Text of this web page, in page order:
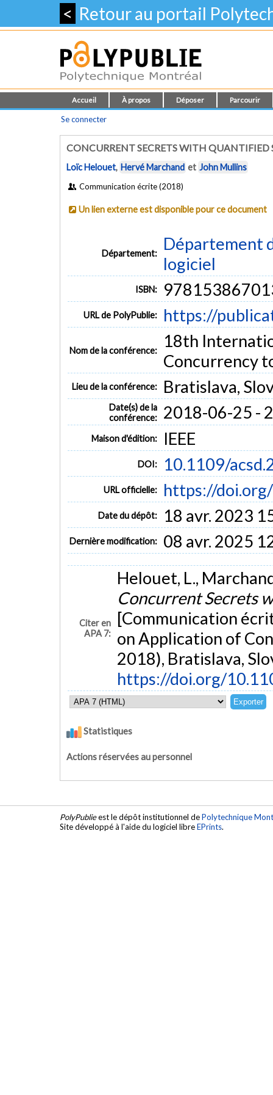
< Retour au portail
Accueil À propos Déposer Parcourir
Se connecter
CONCURRENT SECRETS WITH QUANTIFIED
Loïc Helouet, Hervé Marchand et John Mullins
Communication écrite (2018)
Un lien externe est disponible pour ce document
Département:
Département
logiciel
ISBN:
URL de PolyPublie: https://
Nom de la conférence:
18th
Concurrency
Lieu de la conférence: Bratislava,
Date(s) de la
conférence:
2018-06-25 -
Maison d'édition: IEEE
DOI: 10.1109/
URL officielle: https://
Date du dépôt: 18 avr. 2023
Dernière modification: 08 avr. 2025
Citer en
APA 7:
Helouet, L.,
Concurrent Secrets
[Communication
on Application of
2018), Bratislava,
https://doi.org/
Statistiques
Actions réservées au personnel
PolyPublieest le dépôt institutionnel dePolytechnique
Site développé à l'aide du logiciel libreEPrints.